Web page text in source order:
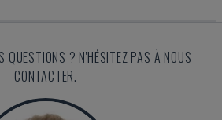
QUESTIONS ? N'HÉSITEZ PAS À NOUS
CONTACTER.